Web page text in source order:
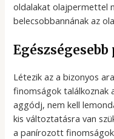
oldalakat olajpermettel
belecsobbannának az
Létezik az a bizonyos
finomságok találkoznak
aggódj, nem kell
kis változtatásra van
a panírozott